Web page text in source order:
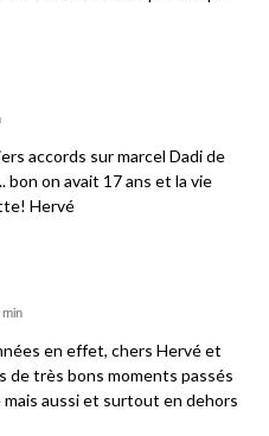
accords sur marcel Dadi de
bon on avait 17 ans et la vie
Hervé
en effet, chers Hervé et
de très bons moments passés
mais aussi et surtout en dehors